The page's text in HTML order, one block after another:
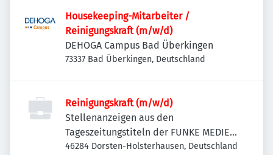
Housekeeping-Mitarbeiter /
Reinigungskraft (m/w/d)
DEHOGA Campus Bad Überkingen
73337 Bad Überkingen, Deutschland
Reinigungskraft (m/w/d)
Stellenanzeigen aus den
Tageszeitungstiteln der FUNKE MEDIEN
NRW
46284 Dorsten-Holsterhausen, Deutschland